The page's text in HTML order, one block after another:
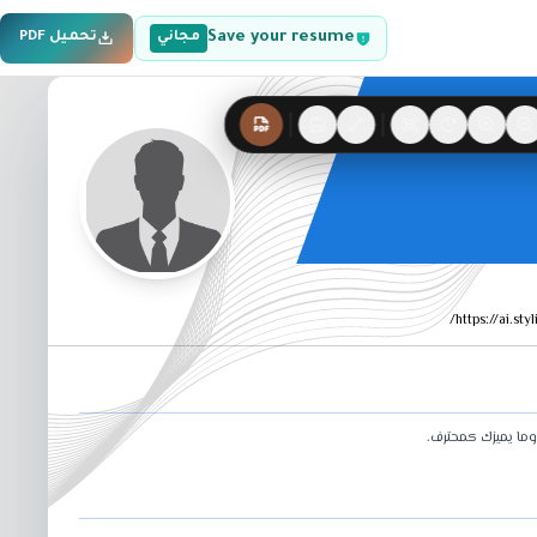
Save your resume مجاني تحميل PDF